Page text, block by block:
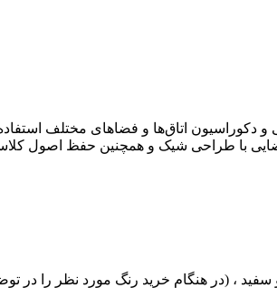
اتاق‌ها و فضاهای مختلف
با طراحی شیک و همچنین حفظ اصول
، (در هنگام خرید رنگ مورد نظر را در